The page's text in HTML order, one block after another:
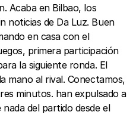
Acaba en Bilbao, los
noticias de Da Luz. Buen
en casa con el
primera participación
la siguiente ronda. El
mano al rival. Conectamos,
minutos. han expulsado a
del partido desde el